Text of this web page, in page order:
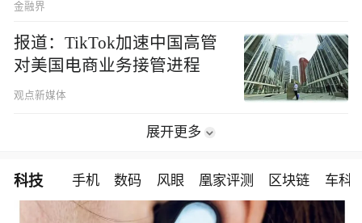
金融界
报道：TikTok加速中国高管
对美国电商业务接管进程
观点新媒体
展开更多
科技 手机 数码 风眼 凰家评测 区块链 车科